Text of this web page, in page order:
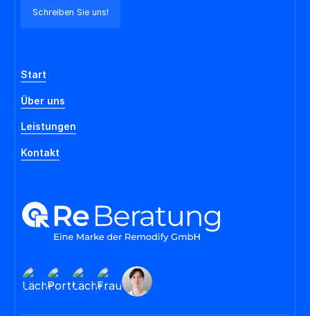
Schreiben Sie uns!
Start
Über uns
Leistungen
Kontakt